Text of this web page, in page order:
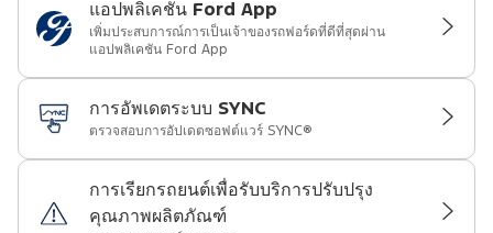
แอปพลิเคชัน Ford App
เพิ่มประสบการณ์การเป็นเจ้าของรถฟอร์ดที่ดีที่สุดผ่าน
แอปพลิเคชัน Ford App
การอัพเดตระบบ SYNC
ตรวจสอบการอัปเดตซอฟต์แวร์ SYNC®
การเรียกรถยนต์เพื่อรับบริการปรับปรุง
คุณภาพผลิตภัณฑ์